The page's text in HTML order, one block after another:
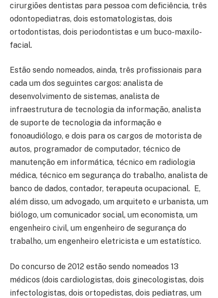
cirurgiões dentistas para pessoa com deficiência, três
odontopediatras, dois estomatologistas, dois
ortodontistas, dois periodontistas e um buco-maxilo-
facial.
Estão sendo nomeados, ainda, três profissionais para
cada um dos seguintes cargos: analista de
desenvolvimento de sistemas, analista de
infraestrutura de tecnologia da informação, analista
de suporte de tecnologia da informação e
fonoaudiólogo, e dois para os cargos de motorista de
autos, programador de computador, técnico de
manutenção em informática, técnico em radiologia
médica, técnico em segurança do trabalho, analista de
banco de dados, contador, terapeuta ocupacional. E,
além disso, um advogado, um arquiteto e urbanista, um
biólogo, um comunicador social, um economista, um
engenheiro civil, um engenheiro de segurança do
trabalho, um engenheiro eletricista e um estatístico.
Do concurso de 2012 estão sendo nomeados 13
médicos (dois cardiologistas, dois ginecologistas, dois
infectologistas, dois ortopedistas, dois pediatras, um